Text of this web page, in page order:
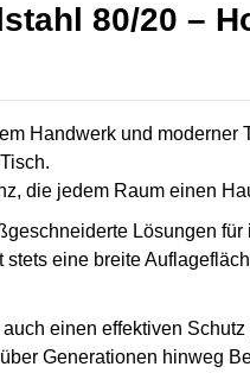
80/20 –
Handwerk und moderner
die jedem Raum einen
Lösungen
eine breite
einen effektiven
Generationen hinweg